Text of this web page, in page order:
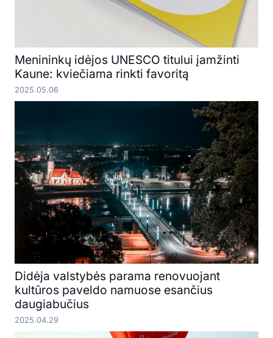
Menininkų idėjos UNESCO titului įamžinti
Kaune: kviečiama rinkti favoritą
2025.05.06
Didėja valstybės parama renovuojant
kultūros paveldo namuose esančius
daugiabučius
2025.04.29